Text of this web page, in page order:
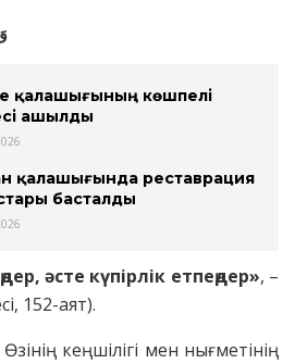
қалашығының көшпелі
ашылды
қалашығында реставрация
басталды
әсте күпірлік етпеңдер», –
152-аят).
кеңшілігі мен нығметінің